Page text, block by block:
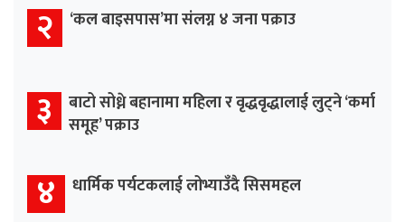
२ ‘कल बाइसपास’मा संलग्न ४ जना पक्राउ
३ बाटो सोध्ने बहानामा महिला र वृद्धवृद्धालाई लुट्ने ‘कर्मा
समूह’ पक्राउ
४ धार्मिक पर्यटकलाई लोभ्याउँदै सिसमहल